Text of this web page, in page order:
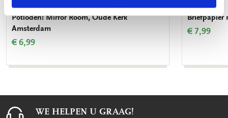
Potloden: Mirror Room, Oude Kerk
Amsterdam
€ 6,99
Briefpapier
€ 7,99
WE HELPEN U GRAAG!